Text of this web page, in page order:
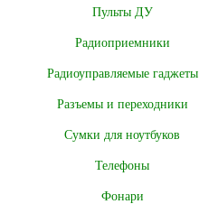
Пульты ДУ
Радиоприемники
Радиоуправляемые гаджеты
Разъемы и переходники
Сумки для ноутбуков
Телефоны
Фонари